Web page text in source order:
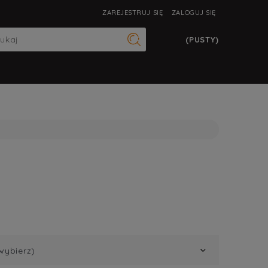
ZAREJESTRUJ SIĘ ZALOGUJ SIĘ
(PUSTY)